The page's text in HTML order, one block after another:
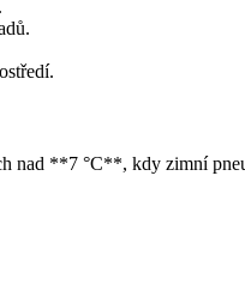
nad **7 °C**, kdy zimní